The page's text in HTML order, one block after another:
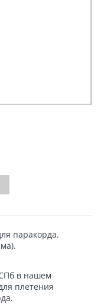
паракорда.
в нашем
плетения